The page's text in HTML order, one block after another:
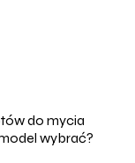
do mycia
wybrać?